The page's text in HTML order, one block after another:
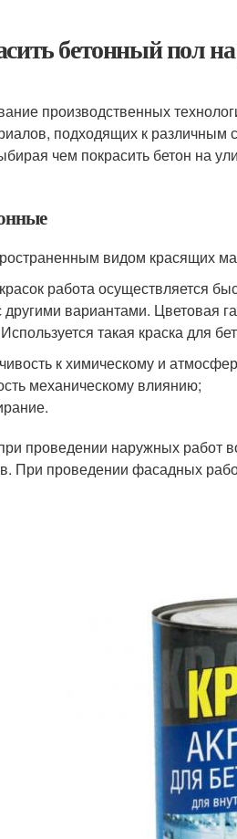
бетонный пол
производственных
подходящих к различным
чем покрасить бетон на
видом красящих
работа осуществляется
вариантами. Цветовая
такая краска для
к химическому и
механическому влиянию;
проведении наружных работ
При проведении фасадных